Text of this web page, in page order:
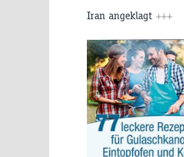
Iran angeklagt +++